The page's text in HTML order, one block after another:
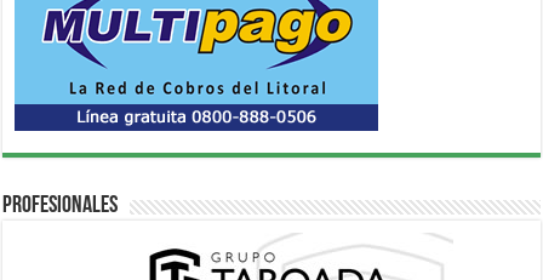
Profesionales